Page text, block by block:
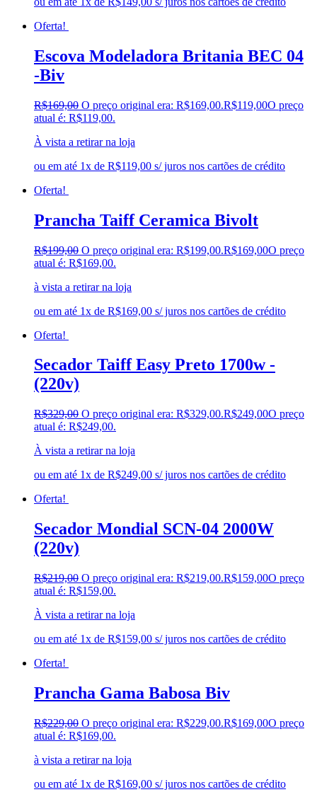
Oferta!
Escova Modeladora Britania BEC 04
-Biv
R$169,00 O preço original era: R$169,00.R$119,00O preço
atual é: R$119,00.
À vista a retirar na loja
ou em até 1x de R$119,00 s/ juros nos cartões de crédito
Oferta!
Prancha Taiff Ceramica Bivolt
R$199,00 O preço original era: R$199,00.R$169,00O preço
atual é: R$169,00.
à vista a retirar na loja
ou em até 1x de R$169,00 s/ juros nos cartões de crédito
Oferta!
Secador Taiff Easy Preto 1700w -
(220v)
R$329,00 O preço original era: R$329,00.R$249,00O preço
atual é: R$249,00.
À vista a retirar na loja
ou em até 1x de R$249,00 s/ juros nos cartões de crédito
Oferta!
Secador Mondial SCN-04 2000W
(220v)
R$219,00 O preço original era: R$219,00.R$159,00O preço
atual é: R$159,00.
À vista a retirar na loja
ou em até 1x de R$159,00 s/ juros nos cartões de crédito
Oferta!
Prancha Gama Babosa Biv
R$229,00 O preço original era: R$229,00.R$169,00O preço
atual é: R$169,00.
à vista a retirar na loja
ou em até 1x de R$169,00 s/ juros nos cartões de crédito